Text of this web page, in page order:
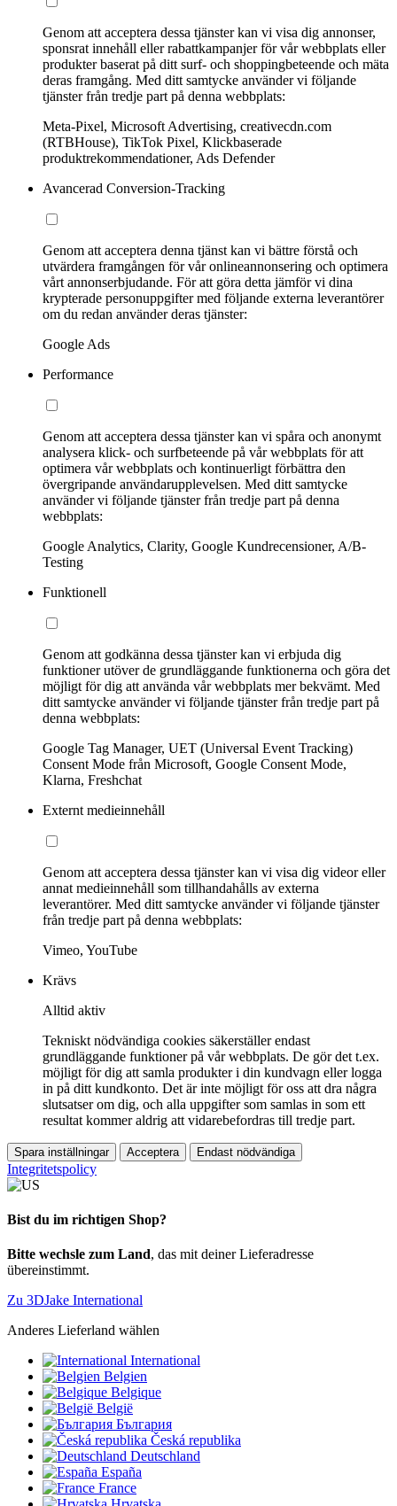
Genom att acceptera dessa tjänster kan vi visa dig annonser,
sponsrat innehåll eller rabattkampanjer för vår webbplats eller
produkter baserat på ditt surf- och shoppingbeteende och mäta
deras framgång. Med ditt samtycke använder vi följande
tjänster från tredje part på denna webbplats:
Meta-Pixel, Microsoft Advertising, creativecdn.com
(RTBHouse), TikTok Pixel, Klickbaserade
produktrekommendationer, Ads Defender
Avancerad Conversion-Tracking
Genom att acceptera denna tjänst kan vi bättre förstå och
utvärdera framgången för vår onlineannonsering och optimera
vårt annonserbjudande. För att göra detta jämför vi dina
krypterade personuppgifter med följande externa leverantörer
om du redan använder deras tjänster:
Google Ads
Performance
Genom att acceptera dessa tjänster kan vi spåra och anonymt
analysera klick- och surfbeteende på vår webbplats för att
optimera vår webbplats och kontinuerligt förbättra den
övergripande användarupplevelsen. Med ditt samtycke
använder vi följande tjänster från tredje part på denna
webbplats:
Google Analytics, Clarity, Google Kundrecensioner, A/B-
Testing
Funktionell
Genom att godkänna dessa tjänster kan vi erbjuda dig
funktioner utöver de grundläggande funktionerna och göra det
möjligt för dig att använda vår webbplats mer bekvämt. Med
ditt samtycke använder vi följande tjänster från tredje part på
denna webbplats:
Google Tag Manager, UET (Universal Event Tracking)
Consent Mode från Microsoft, Google Consent Mode,
Klarna, Freshchat
Externt medieinnehåll
Genom att acceptera dessa tjänster kan vi visa dig videor eller
annat medieinnehåll som tillhandahålls av externa
leverantörer. Med ditt samtycke använder vi följande tjänster
från tredje part på denna webbplats:
Vimeo, YouTube
Krävs
Alltid aktiv
Tekniskt nödvändiga cookies säkerställer endast
grundläggande funktioner på vår webbplats. De gör det t.ex.
möjligt för dig att samla produkter i din kundvagn eller logga
in på ditt kundkonto. Det är inte möjligt för oss att dra några
slutsatser om dig, och alla uppgifter som samlas in som ett
resultat kommer aldrig att vidarebefordras till tredje part.
Spara inställningar Acceptera Endast nödvändiga
Integritetspolicy
Bist du im richtigen Shop?
Bitte wechsle zum Land, das mit deiner Lieferadresse
übereinstimmt.
Zu 3DJake International
Anderes Lieferland wählen
International
Belgien
Belgique
België
България
Česká republika
Deutschland
España
France